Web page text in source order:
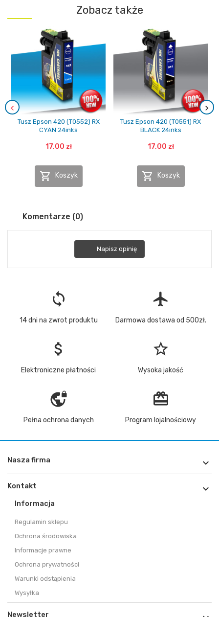
Zobacz także
Tusz Epson 420 (T0552) RX
CYAN 24inks
17,00 zł
 Koszyk
Tusz Epson 420 (T0551) RX
BLACK 24inks
17,00 zł
 Koszyk
Komentarze (0)
Napisz opinię
loop
14 dni na zwrot produktu
flight
Darmowa dostawa od 500zł.
attach_money
Elektroniczne płatności
star_border
Wysoka jakość
vpn_lock
Pełna ochrona danych
redeem
Program lojalnościowy
Nasza firma 
Kontakt 
Informacja
Regulamin sklepu
Ochrona środowiska
Informacje prawne
Ochrona prywatności
Warunki odstąpienia
Wysyłka
Newsletter